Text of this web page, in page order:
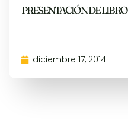
PRESENTACIÓN DE LIBRO
diciembre 17, 2014